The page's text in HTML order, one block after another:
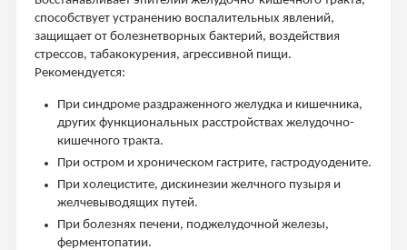
способствует устранению воспалительных явлений,
защищает от болезнетворных бактерий, воздействия
стрессов, табакокурения, агрессивной пищи.
Рекомендуется:
При синдроме раздраженного желудка и кишечника,
других функциональных расстройствах желудочно-
кишечного тракта.
При остром и хроническом гастрите, гастродуодените.
При холецистите, дискинезии желчного пузыря и
желчевыводящих путей.
При болезнях печени, поджелудочной железы,
ферментопатии.